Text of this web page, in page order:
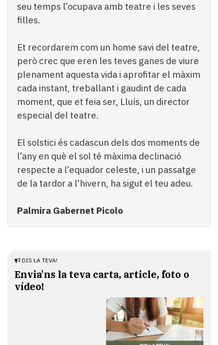
seu temps l’ocupava amb teatre i les seves
filles.
Et recordarem com un home savi del teatre,
però crec que eren les teves ganes de viure
plenament aquesta vida i aprofitar el màxim
cada instant, treballant i gaudint de cada
moment, que et feia ser, Lluís, un director
especial del teatre.
El solstici és cadascun dels dos moments de
l’any en què el sol té màxima declinació
respecte a l’equador celeste, i un passatge
de la tardor a l’hivern, ha sigut el teu adeu.
Palmira Gabernet Picolo
DIS LA TEVA!
Envia'ns la teva carta, article, foto o
vídeo!